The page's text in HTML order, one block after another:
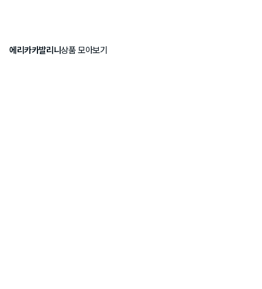
에리카카발리니상품 모아보기